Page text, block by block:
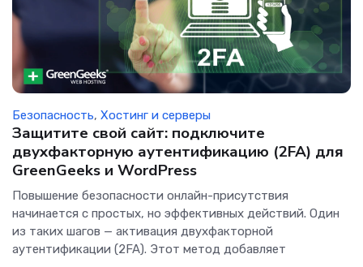
Безопасность, Хостинг и серверы
Защитите свой сайт: подключите
двухфакторную аутентификацию (2FA) для
GreenGeeks и WordPress
Повышение безопасности онлайн-присутствия
начинается с простых, но эффективных действий. Один
из таких шагов — активация двухфакторной
аутентификации (2FA). Этот метод добавляет